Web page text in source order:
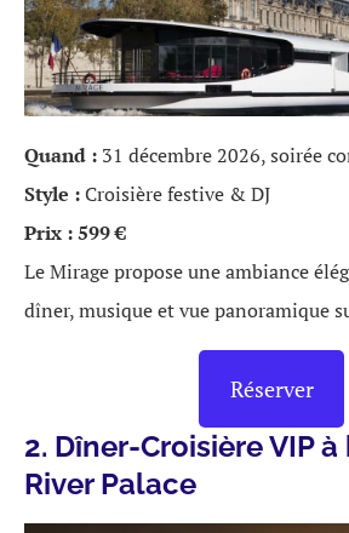
Quand : 31 décembre 2026, soirée
Style :Croisière festive & DJ
Prix :599 €
Le Mirage propose une ambiance
dîner, musique et vue panoramique
Réserver
2. Dîner-Croisière VIP
River Palace